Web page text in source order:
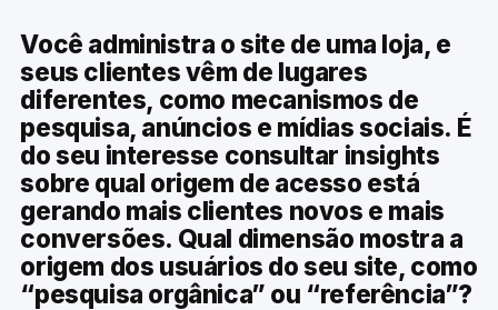
Você administra o site de uma loja, e
seus clientes vêm de lugares
diferentes, como mecanismos de
pesquisa, anúncios e mídias sociais. É
do seu interesse consultar insights
sobre qual origem de acesso está
gerando mais clientes novos e mais
conversões. Qual dimensão mostra a
origem dos usuários do seu site, como
“pesquisa orgânica” ou “referência”?